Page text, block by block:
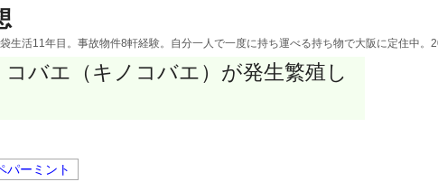
生活11年目。事故物件8軒経験。自分一人で一度に持ち運べる持ち物で大阪に定住中。
バエ（キノコバエ）が発生繁殖し
パーミント